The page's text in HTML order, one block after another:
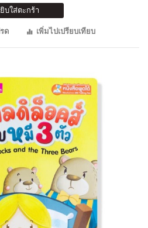
บใส่ตะกร้า
ด
เพิ่มไปเปรียบเทียบ